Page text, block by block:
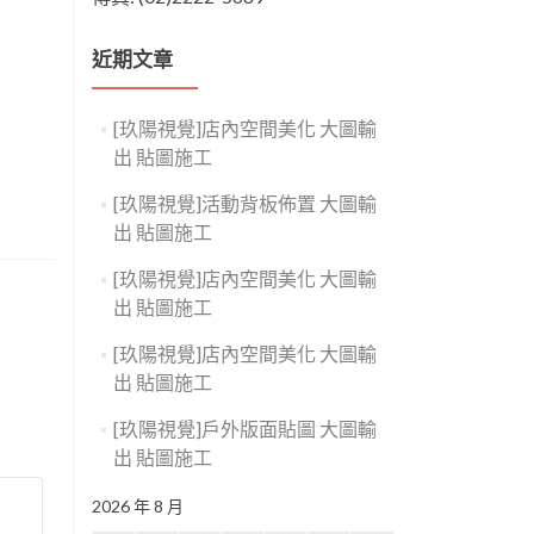
近期文章
[玖陽視覺]店內空間美化 大圖輸
出 貼圖施工
[玖陽視覺]活動背板佈置 大圖輸
出 貼圖施工
[玖陽視覺]店內空間美化 大圖輸
出 貼圖施工
[玖陽視覺]店內空間美化 大圖輸
出 貼圖施工
[玖陽視覺]戶外版面貼圖 大圖輸
出 貼圖施工
2026 年 8 月